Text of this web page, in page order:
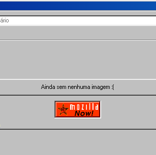
Ainda sem nenhuma imagem :(